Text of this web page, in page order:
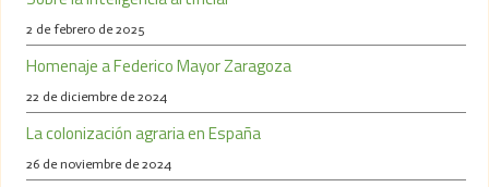
2 de febrero de 2025
Homenaje a Federico Mayor Zaragoza
22 de diciembre de 2024
La colonización agraria en España
26 de noviembre de 2024